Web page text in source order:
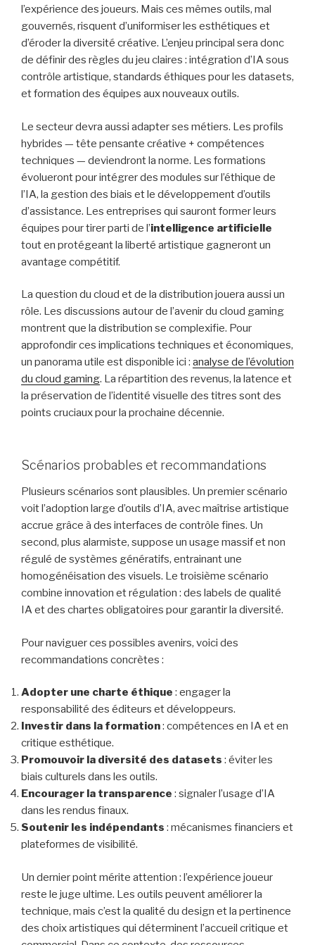
l’expérience des joueurs. Mais ces mêmes outils, mal
gouvernés, risquent d’uniformiser les esthétiques et
d’éroder la diversité créative. L’enjeu principal sera donc
de définir des règles du jeu claires : intégration d’IA sous
contrôle artistique, standards éthiques pour les datasets,
et formation des équipes aux nouveaux outils.
Le secteur devra aussi adapter ses métiers. Les profils
hybrides — tête pensante créative + compétences
techniques — deviendront la norme. Les formations
évolueront pour intégrer des modules sur l’éthique de
l’IA, la gestion des biais et le développement d’outils
d’assistance. Les entreprises qui sauront former leurs
équipes pour tirer parti de l’intelligence artificielle
tout en protégeant la liberté artistique gagneront un
avantage compétitif.
La question du cloud et de la distribution jouera aussi un
rôle. Les discussions autour de l’avenir du cloud gaming
montrent que la distribution se complexifie. Pour
approfondir ces implications techniques et économiques,
un panorama utile est disponible ici : analyse de l’évolution
du cloud gaming. La répartition des revenus, la latence et
la préservation de l’identité visuelle des titres sont des
points cruciaux pour la prochaine décennie.
Scénarios probables et recommandations
Plusieurs scénarios sont plausibles. Un premier scénario
voit l’adoption large d’outils d’IA, avec maîtrise artistique
accrue grâce à des interfaces de contrôle fines. Un
second, plus alarmiste, suppose un usage massif et non
régulé de systèmes génératifs, entrainant une
homogénéisation des visuels. Le troisième scénario
combine innovation et régulation : des labels de qualité
IA et des chartes obligatoires pour garantir la diversité.
Pour naviguer ces possibles avenirs, voici des
recommandations concrètes :
Adopter une charte éthique : engager la
responsabilité des éditeurs et développeurs.
Investir dans la formation: compétences en IA et en
critique esthétique.
Promouvoir la diversité des datasets : éviter les
biais culturels dans les outils.
Encourager la transparence : signaler l’usage d’IA
dans les rendus finaux.
Soutenir les indépendants : mécanismes financiers et
plateformes de visibilité.
Un dernier point mérite attention : l’expérience joueur
reste le juge ultime. Les outils peuvent améliorer la
technique, mais c’est la qualité du design et la pertinence
des choix artistiques qui déterminent l’accueil critique et